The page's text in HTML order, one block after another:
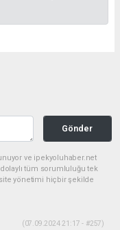
Gönder
ve ipekyoluhaber.net
tüm sorumluluğu tek
yönetimi hiçbir şekilde
(07.09.2024 21:17 - #257)